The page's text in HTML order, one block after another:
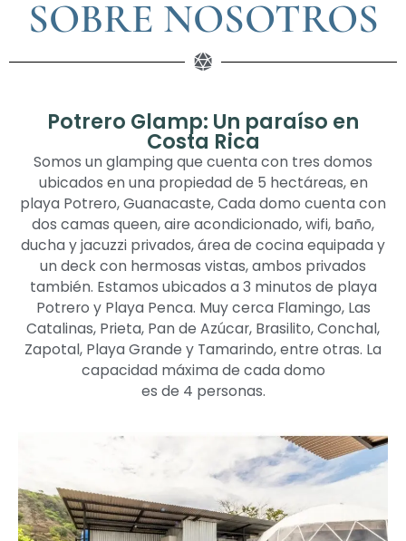
SOBRE NOSOTROS
Potrero Glamp: Un paraíso en
Costa Rica
Somos un glamping que cuenta con tres domos
ubicados en una propiedad de 5 hectáreas, en
playa Potrero, Guanacaste, Cada domo cuenta con
dos camas queen, aire acondicionado, wifi, baño,
ducha y jacuzzi privados, área de cocina equipada y
un deck con hermosas vistas, ambos privados
también. Estamos ubicados a 3 minutos de playa
Potrero y Playa Penca. Muy cerca Flamingo, Las
Catalinas, Prieta, Pan de Azúcar, Brasilito, Conchal,
Zapotal, Playa Grande y Tamarindo, entre otras. La
capacidad máxima de cada domo
es de 4 personas.